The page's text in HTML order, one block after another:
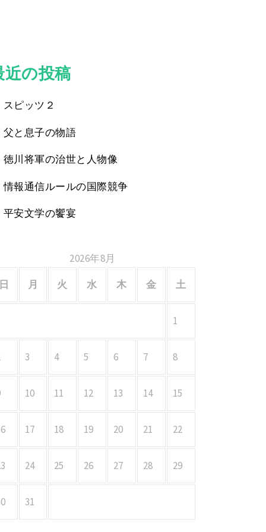
近の投稿
スピッツ２
父と息子の物語
徳川将軍の治世と人物像
情報通信ルールの国際競争
平安文学の饗宴
2026年8月
月 火 水 木 金 土
1
3 4 5 6 7 8
10 11 12 13 14 15
17 18 19 20 21 22
24 25 26 27 28 29
31